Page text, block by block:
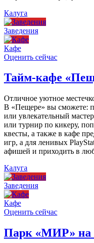
Калуга
Заведения
Кафе
Оценить сейчас
Тайм-кафе
Отличное уютное
В «Пещере» вы сможете:
или увлекательный
или турнир по кикеру,
квесты, а также в кафе
игр, а для ленивых
афишей и приходить в
Калуга
Заведения
Кафе
Оценить сейчас
Парк «МИР» на